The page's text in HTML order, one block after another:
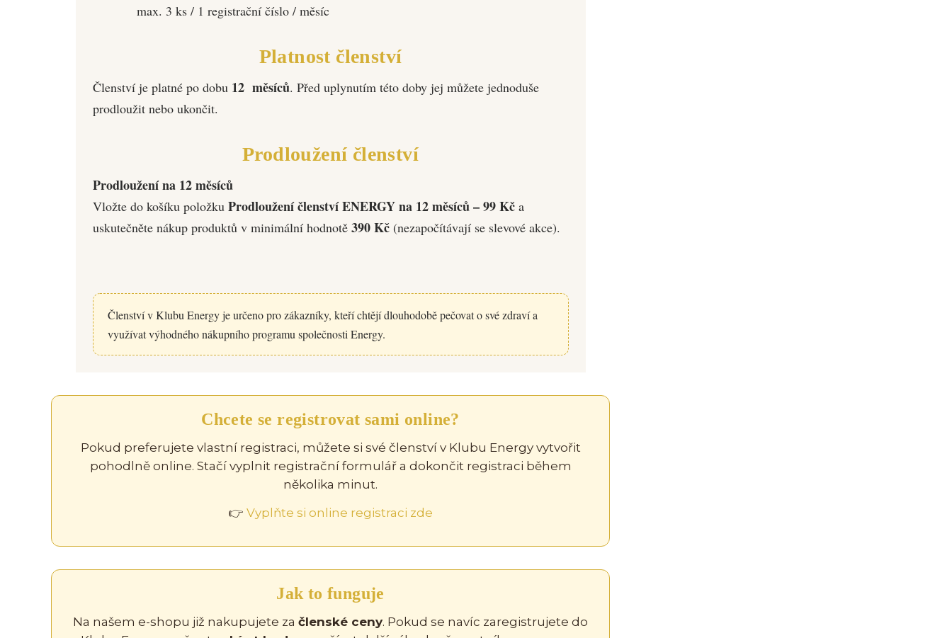
max. 3 ks / 1 registrační číslo / měsíc
Platnost členství
Členství je platné po dobu 12 měsíců. Před uplynutím této doby jej můžete jednoduše
prodloužit nebo ukončit.
Prodloužení členství
Prodloužení na 12 měsíců
Vložte do košíku položku Prodloužení členství ENERGY na 12 měsíců – 99 Kča
uskutečněte nákup produktů v minimální hodnotě 390 Kč(nezapočítávají se slevové akce).
Členství v Klubu Energy je určeno pro zákazníky, kteří chtějí dlouhodobě pečovat o své zdraví a
využívat výhodného nákupního programu společnosti Energy.
Chcete se registrovat sami online?
Pokud preferujete vlastní registraci, můžete si své členství v Klubu Energy vytvořit
pohodlně online. Stačí vyplnit registrační formulář a dokončit registraci během
několika minut.
👉 Vyplňte si online registraci zde
Jak to funguje
Na našem e-shopu již nakupujete za členské ceny. Pokud se navíc zaregistrujete do